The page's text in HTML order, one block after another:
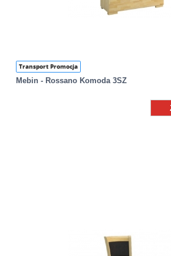
Transport Promocja
Mebin - Rossano Komoda 3SZ